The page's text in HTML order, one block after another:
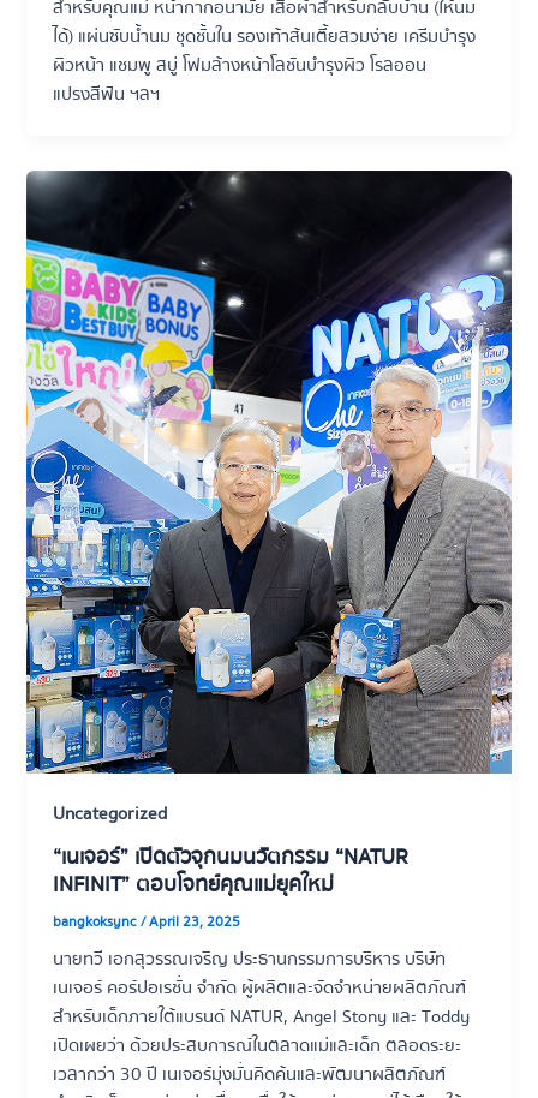
สำหรับคุณแม่ หน้ากากอนามัย เสื้อผ้าสำหรับกลับบ้าน (ให้นม
ได้) แผ่นซับน้ำนม ชุดชั้นใน รองเท้าส้นเตี้ยสวมง่าย เครีมบำรุง
ผิวหน้า แชมพู สบู่ โฟมล้างหน้าโลชันบำรุงผิว โรลออน
แปรงสีฟัน ฯลฯ
Uncategorized
“เนเจอร์” เปิดตัวจุกนมนวัตกรรม “NATUR
INFINIT” ตอบโจทย์คุณแม่ยุคใหม่
bangkoksync/April 23, 2025
นายทวี เอกสุวรรณเจริญ ประธานกรรมการบริหาร บริษัท
เนเจอร์ คอร์ปอเรชั่น จำกัด ผู้ผลิตและจัดจำหน่ายผลิตภัณฑ์
สำหรับเด็กภายใต้แบรนด์ NATUR, Angel Stony และ Toddy
เปิดเผยว่า ด้วยประสบการณ์ในตลาดแม่และเด็ก ตลอดระยะ
เวลากว่า 30 ปี เนเจอร์มุ่งมั่นคิดค้นและพัฒนาผลิตภัณฑ์